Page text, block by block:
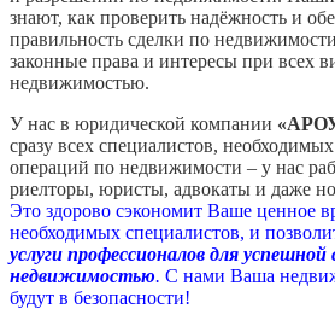
знают, как проверить надёжность и
правильность сделки по
законные права и интересы при всех
недвижимостью.
У нас в юридической компании
сразу всех специалистов,
операций по недвижимости – у нас
риелторы, юристы, адвокаты и даже
Это здорово сэкономит Ваше ценное
необходимых специалистов, и
услуги профессионалов для успешной
недвижимостью. С нами Ваша
будут в безопасности!